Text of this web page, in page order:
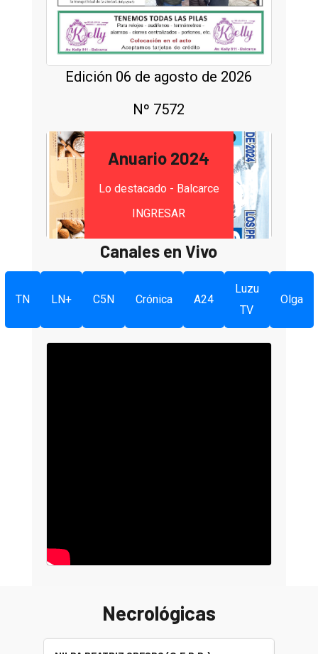
Edición 06 de agosto de 2026
Nº 7572
Anuario 2024
Lo destacado - Balcarce
INGRESAR
Canales en Vivo
TN LN+ C5N Crónica A24
Luzu
TV
Olga
Necrológicas